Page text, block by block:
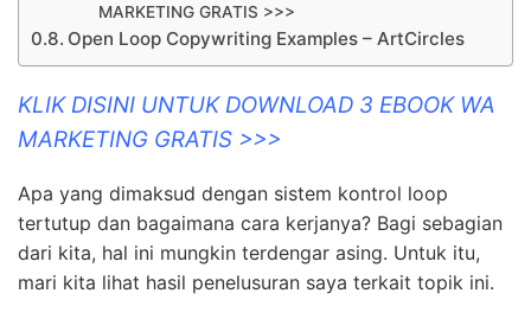
MARKETING GRATIS >>>
Open Loop Copywriting Examples – ArtCircles
KLIK DISINI UNTUK DOWNLOAD 3 EBOOK WA
MARKETING GRATIS >>>
Apa yang dimaksud dengan sistem kontrol loop
tertutup dan bagaimana cara kerjanya? Bagi sebagian
dari kita, hal ini mungkin terdengar asing. Untuk itu,
mari kita lihat hasil penelusuran saya terkait topik ini.